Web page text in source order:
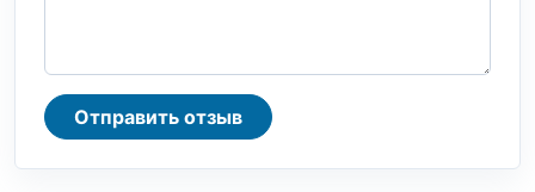
Отправить отзыв